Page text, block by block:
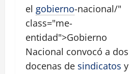
el gobierno-nacional/"
class="me-
entidad">Gobierno
Nacional convocó a dos
docenas de sindicatos y